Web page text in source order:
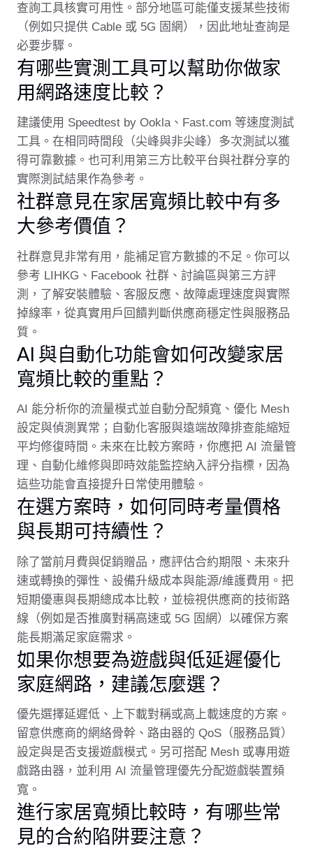
查詢工具核實可用性。部分地區可能僅支援某些技術
（例如只提供 Cable 或 5G 固網），因此地址查詢是
必要步驟。
有哪些實測工具可以幫助你做家
用網路速度比較？
建議使用 Speedtest by Ookla、Fast.com 等速度測試
工具。在相同時間段（尖峰與非尖峰）多次測試以獲
得可靠數據。也可利用第三方比較平台與社群分享的
實際測試結果作為參考。
社群意見在家居寬頻比較中有多
大參考價值？
社群意見非常有用，能補足官方數據的不足。你可以
參考 LIHKG、Facebook 社群、討論區與第三方評
測，了解安裝體驗、客服反應、故障處理速度與實際
掉線率，從真實用戶回饋判斷供應商穩定性與服務品
質。
AI 與自動化功能會如何改變家居
寬頻比較的重點？
AI 能分析你的流量模式並自動分配頻寬、優化 Mesh
設定與偵測異常；自動化客服與遠端故障排查能縮短
平均修復時間。未來在比較方案時，你應把 AI 流量管
理、自動化維修與即時效能監控納入評分指標，因為
這些功能會直接提升日常使用體驗。
在選方案時，如何同時考量價格
與長期可持續性？
除了當前月費與促銷贈品，應評估合約期限、未來升
速或轉換的彈性、設備升級成本與能源/維護費用。把
短期優惠與長期總成本比較，並檢視供應商的技術路
線（例如是否推廣對稱高速或 5G 固網）以確保方案
能長期滿足家庭需求。
如果你想要為遊戲與低延遲優化
家庭網路，建議怎麼選？
優先選擇延遲低、上下載對稱或高上載速度的方案。
留意供應商的網絡骨幹、路由器的 QoS（服務品質）
設定與是否支援遊戲模式。另可搭配 Mesh 或專用遊
戲路由器，並利用 AI 流量管理優先分配遊戲裝置頻
寬。
進行家居寬頻比較時，有哪些常
見的合約陷阱要注意？